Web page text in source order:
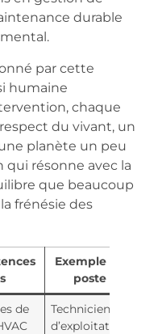
durable
par cette
humaine
chaque
du vivant, un
planète un peu
qui résonne avec la
que beaucoup
frénésie des
Exemple de
poste
de
Technicien
d’exploitation